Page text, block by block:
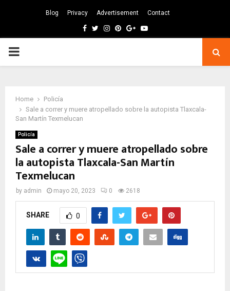
Blog Privacy Advertisement Contact
Facebook
TwitterInstagram
Pinterest
GoogleYoutube
PRIMARY
Home
Policía
Sale a correr y muere atropellado sobre la autopista Tlaxcala-
San Martín Texmelucan
Policía
Sale a correr y muere atropellado sobre
la autopista Tlaxcala-San Martín
Texmelucan
by admin mayo 20, 2023 0 2618
SHARE 0